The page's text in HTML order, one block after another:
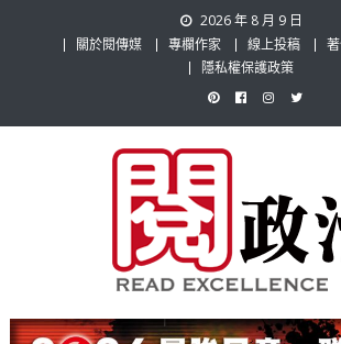
2026 年 8 月 9 日
關於閱傳媒
專欄作家 線上投稿
隱私權保護政策
閱政治 Read Gov
題，也要專業評論，閱政治與多元的政治評論家